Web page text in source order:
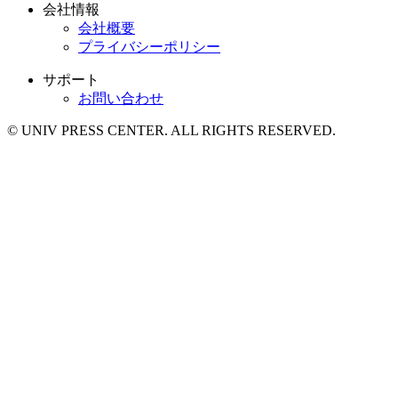
会社情報
会社概要
プライバシーポリシー
サポート
お問い合わせ
© UNIV PRESS CENTER. ALL RIGHTS RESERVED.